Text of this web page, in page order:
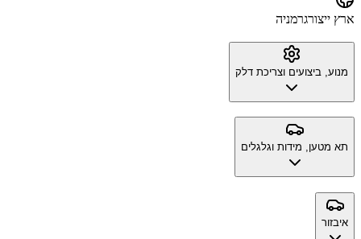
ארץ ייצורגרמניה
מנוע, ביצועים וצריכת דלק
תא מטען, מידות וגלגלים
איבזור